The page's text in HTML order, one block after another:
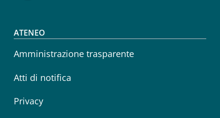
Footer menu
ATENEO
Amministrazione trasparente
Atti di notifica
Privacy